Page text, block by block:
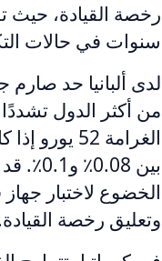
سنوات في حالات
من أكثر الدول تشددًا
بين
وتعليق رخصة